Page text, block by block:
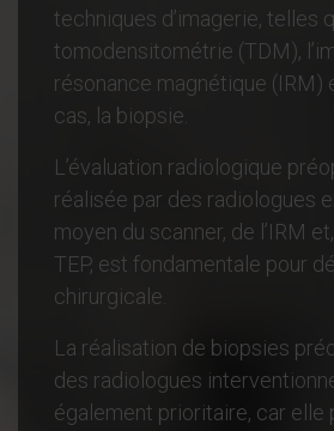
techniques d’imagerie, telles
tomodensitométrie (TDM),
résonance magnétique (IRM)
cas, la biopsie.
L’évaluation radiologique
réalisée par des radiologues
moyen du scanner, de l’IRM
TEP, est fondamentale pour
chirurgicale.
La réalisation de biopsies
des radiologues
également prioritaire, car elle